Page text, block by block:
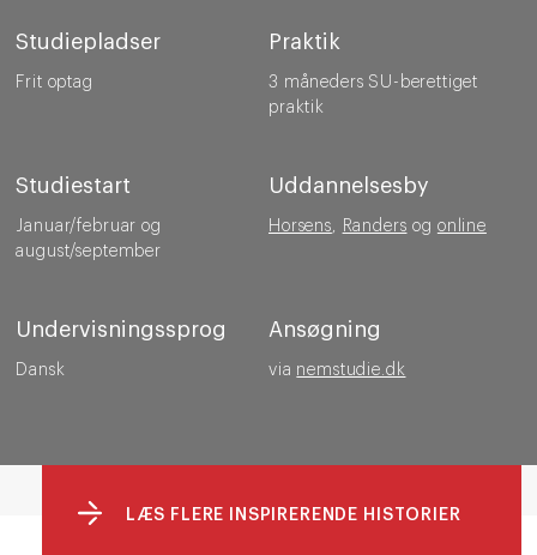
Studiepladser
Frit optag
Praktik
3 måneders SU-berettiget
praktik
Studiestart
Januar/februar og
august/september
Uddannelsesby
Horsens Randers og online
Undervisningssprog
Dansk
Ansøgning
via nemstudie.dk
LÆS FLERE INSPIRERENDE HISTORIER